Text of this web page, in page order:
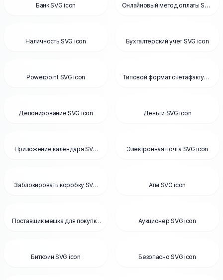
Банк SVG icon
Онлайновый метод оплаты SVG
Наличность SVG icon Бухгалтерский учет SVG icon
Powerpoint SVG icon
Типовой формат счетафактуры
Депонирование SVG icon Деньги SVG icon
Приложение календаря SVG
Электронная почта SVG icon
Заблокировать коробку SVG
Атм SVG icon
Поставщик мешка для покупки
Аукционер SVG icon
Биткоин SVG icon Безопасно SVG icon